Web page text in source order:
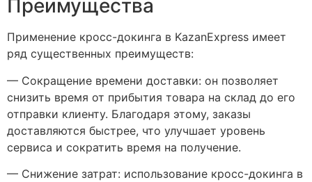
Преимущества
Применение кросс-докинга в KazanExpress имеет
ряд существенных преимуществ:
— Сокращение времени доставки: он позволяет
снизить время от прибытия товара на склад до его
отправки клиенту. Благодаря этому, заказы
доставляются быстрее, что улучшает уровень
сервиса и сократить время на получение.
— Снижение затрат: использование кросс-докинга в